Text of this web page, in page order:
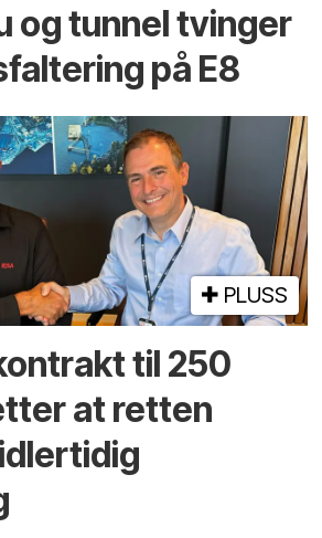
og tunnel tvinger
på E8
PLUSS
til 250
at retten